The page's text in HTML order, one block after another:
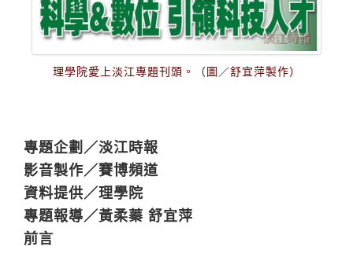
理學院愛上淡江專題刊頭。（圖／舒宜萍製作）
專題企劃／淡江時報
影音製作／賽博頻道
資料提供／理學院
專題報導／黃柔蓁 舒宜萍
前言